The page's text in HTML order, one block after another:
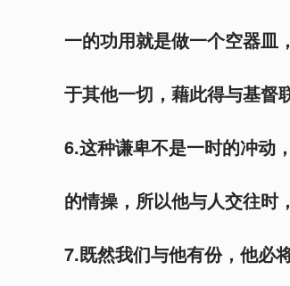
一的功用就是做一个空器
于其他一切，藉此得与基督
6.这种谦卑不是一时的冲动
的情操，所以他与人交往时
7.既然我们与他有份，他必